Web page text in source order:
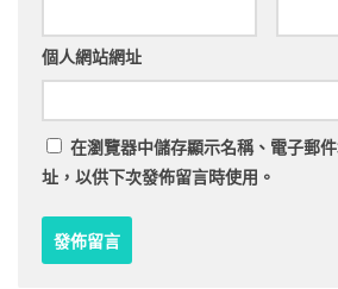
個人網站網址
在瀏覽器中儲存顯示名稱、電子郵
址，以供下次發佈留言時使用。